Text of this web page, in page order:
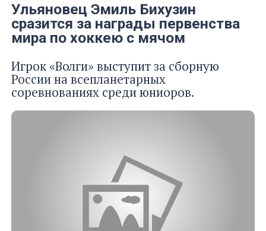
Ульяновец Эмиль Бихузин
сразится за награды первенства
мира по хоккею с мячом
Игрок «Волги» выступит за сборную
России на всепланетарных
соревнованиях среди юниоров.